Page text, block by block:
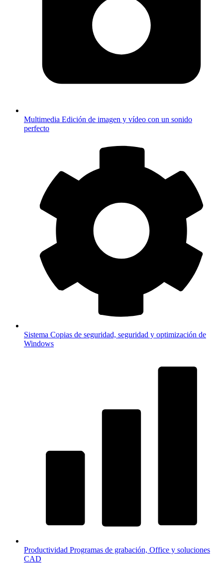
Multimedia Edición de imagen y vídeo con un sonido
perfecto
Sistema Copias de seguridad, seguridad y optimización de
Windows
Productividad Programas de grabación, Office y soluciones
CAD